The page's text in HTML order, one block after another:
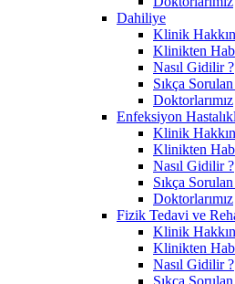
Dahiliye
Klinik
Klinikten
Nasıl Gidilir ?
Sıkça
Doktorlarımız
Enfeksiyon
Klinik
Klinikten
Nasıl Gidilir ?
Sıkça
Doktorlarımız
Fizik Tedavi ve
Klinik
Klinikten
Nasıl Gidilir ?
Sıkça